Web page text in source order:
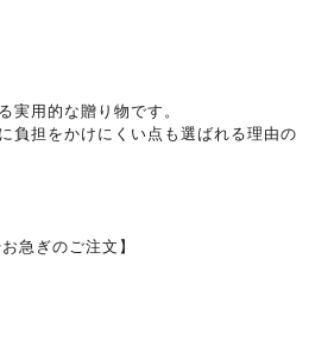
実用的な贈り物です。
負担をかけにくい点も選ばれる理由の
急ぎのご注文】